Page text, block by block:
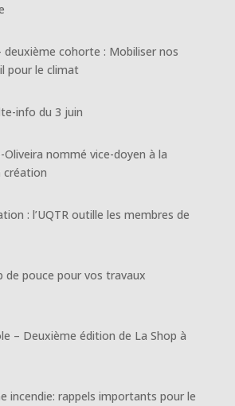
deuxième cohorte : Mobiliser nos
pour le climat
info du 3 juin
nommé vice-doyen à la
création
: l’UQTR outille les membres de
de pouce pour vos travaux
– Deuxième édition de La Shop à
incendie: rappels importants pour le